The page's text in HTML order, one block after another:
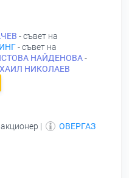
- съвет на
- съвет на
НАЙДЕНОВА-
НИКОЛАЕВ
|
ОВЕРГАЗ